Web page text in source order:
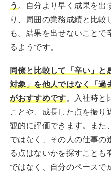
う 。自分より早く成果を出
り、周囲の業務成績と比較
も。結果を出せないことで
るようです。
同僚と比較して「辛い」と
対象」を他人ではなく「過
がおすすめです。入社時と
ことや、成長した点を振り
観的に評価できます。また
ではなく、その人の仕事の
る点はないかを探すことも
ではなく、自分のペースで